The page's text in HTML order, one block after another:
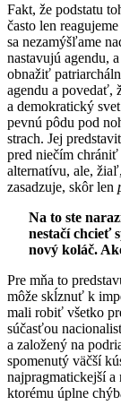
Fakt, že podstatu
často len
sa nezamýšľame
nastavujú agendu,
obnažiť
agendu a povedať,
a demokratický
pevnú pôdu pod
strach. Jej
pred niečím
alternatívu, ale,
zasadzuje, skôr len
Na to ste
nestačí chcieť
nový koláč.
Pre mňa to
môže skĺznuť k
mali robiť všetko
súčasťou
a založený na
spomenutý väčší
najpragmatickejší
ktorému úplne